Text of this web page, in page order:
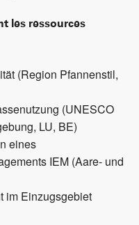
les ressources
(Region Pfannenstil,
(UNESCO
LU, BE)
eines
IEM (Aare- und
im Einzugsgebiet